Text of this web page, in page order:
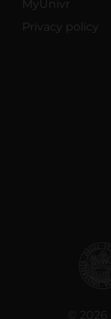
MyUnivr
Privacy policy
©